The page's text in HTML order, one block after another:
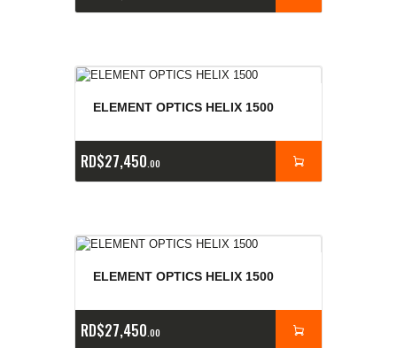
ELEMENT OPTICS HELIX 1500
RD$27,450 00
ELEMENT OPTICS HELIX 1500
RD$27,450 00